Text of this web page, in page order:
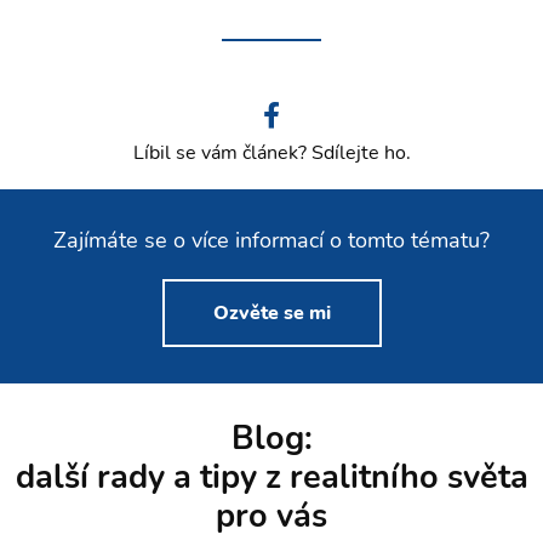
Líbil se vám článek? Sdílejte ho.
Zajímáte se o více informací o tomto tématu?
Ozvěte se mi
Blog:
další rady a tipy z realitního světa
pro vás